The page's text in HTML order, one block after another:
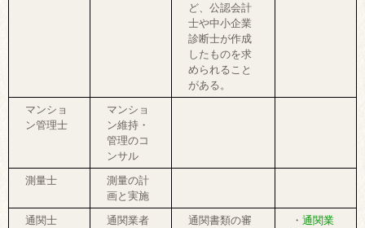
ど、公認会計
士や中小企業
診断士が作成
したものを求
められること
がある。
マンショ
ン管理士
マンショ
ン維持・
管理のコ
ンサル
測量士
測量の計
画と実施
通関士
通関業者
通関書類の審
・ 通関業